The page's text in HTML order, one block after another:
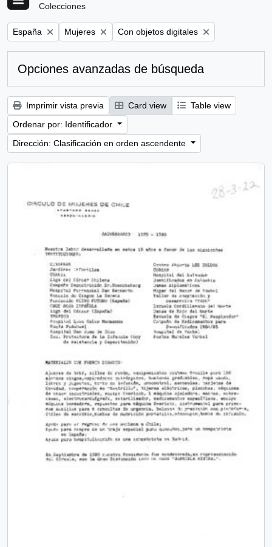
Colecciones
Remove filter:
España Remove filter:
Mujeres Remove filter:
Con objetos digitales
Opciones avanzadas de búsqueda
Imprimir vista previa Card view
Table view
Ordenar por: Identificador
Dirección: Clasificación en orden ascendente